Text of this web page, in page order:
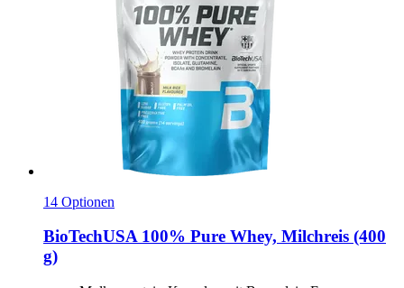
14 Optionen
BioTechUSA100% Pure Whey, Milchreis (400
g)